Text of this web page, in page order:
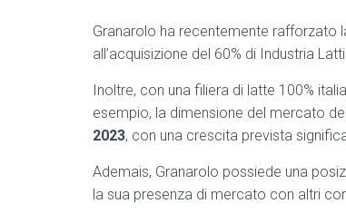
Granarolo ha recentemente rafforzato
all’acquisizione del 60% di Industria
Inoltre, con una filiera di latte 100%
esempio, la dimensione del mercato
2023, con una crescita prevista
Ademais, Granarolo possiede una
la sua presenza di mercato con altri